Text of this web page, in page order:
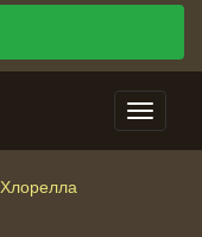
Хлорелла